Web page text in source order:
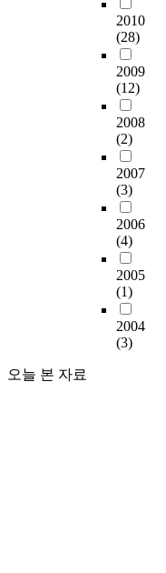
2010
(28)
2009
(12)
2008
(2)
2007
(3)
2006
(4)
2005
(1)
2004
(3)
오늘 본 자료